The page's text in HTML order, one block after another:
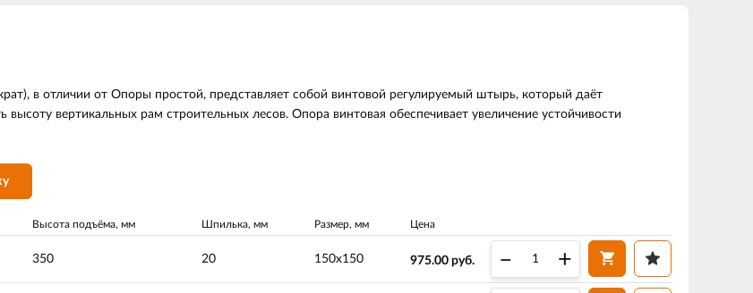
в отличии от Опоры простой, представляет собой винтовой регулируемый штырь, который даёт
высоту вертикальных рам строительных лесов. Опора винтовая обеспечивает увеличение устойчивости
Высота подъёма, мм Шпилька, мм Размер, мм Цена
350 20 150х150 975.00 руб. – +